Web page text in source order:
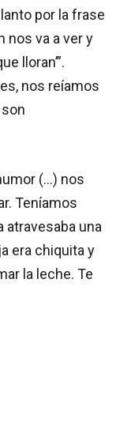
por la frase
nos va a ver y
lloran’”.
nos reíamos
(...) nos
Teníamos
atravesaba una
era chiquita y
la leche. Te